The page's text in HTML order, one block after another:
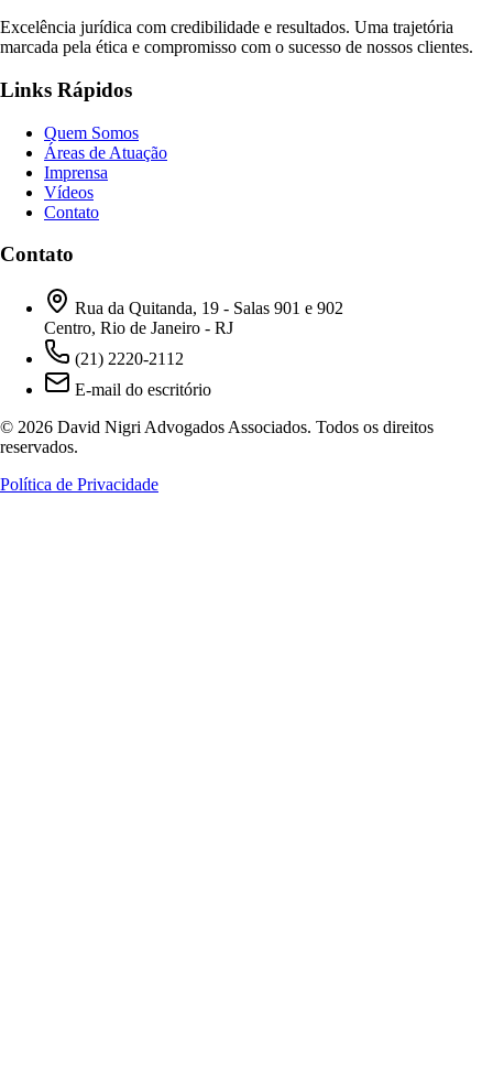
Excelência jurídica com credibilidade e resultados. Uma trajetória
marcada pela ética e compromisso com o sucesso de nossos clientes.
Links Rápidos
Quem Somos
Áreas de Atuação
Imprensa
Vídeos
Contato
Contato
Rua da Quitanda, 19 - Salas 901 e 902
Centro, Rio de Janeiro - RJ
(21) 2220-2112
E-mail do escritório
© 2026 David Nigri Advogados Associados. Todos os direitos
reservados.
Política de Privacidade